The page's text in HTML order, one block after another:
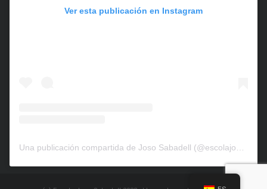
Ver esta publicación en Instagram
Una publicación compartida de Joso Sabadell (@escolajososabadell)